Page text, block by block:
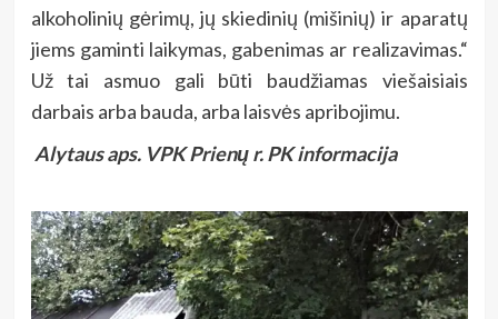
alkoholinių gėrimų, jų skiedinių (mišinių) ir aparatų
jiems gaminti laikymas, gabenimas ar realizavimas.“
Už tai asmuo gali būti baudžiamas viešaisiais
darbais arba bauda, arba laisvės apribojimu.
Alytaus aps. VPK Prienų r. PK informacija